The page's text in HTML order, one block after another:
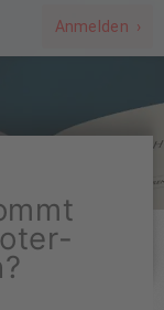
Anmelden ›